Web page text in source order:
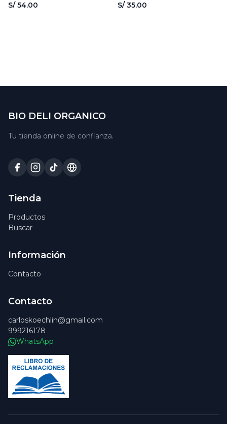
S/ 54.00
S/ 35.00
BIO DELI ORGANICO
Tu tienda online de confianza.
Tienda
Productos
Buscar
Información
Contacto
Contacto
carloskoechlin@gmail.com
999216178
WhatsApp